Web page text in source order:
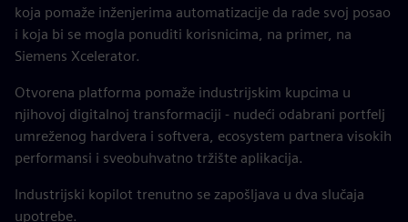
koja pomaže inženjerima automatizacije da rade svoj posao
i koja bi se mogla ponuditi korisnicima, na primer, na
Siemens Xcelerator.
Otvorena platforma pomaže industrijskim kupcima u
njihovoj digitalnoj transformaciji - nudeći odabrani portfelj
umreženog hardvera i softvera, ecosystem partnera visokih
performansi i sveobuhvatno tržište aplikacija.
Industrijski kopilot trenutno se zapošljava u dva slučaja
upotrebe.